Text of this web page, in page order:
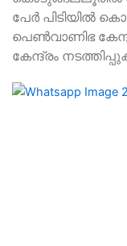
പേർ പിടിയിൽ
പെൺവാണിഭ
കേന്ദ്രം